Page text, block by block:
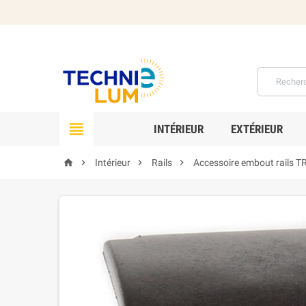
 INTÉRIEUR EXTÉRIEUR
  Intérieur  Rails  Accessoire embout rails